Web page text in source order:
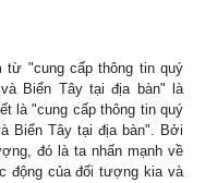
từ "cung cấp thông tin quý
Biển Tây tại địa bàn" là
là "cung cấp thông tin quý
Biển Tây tại địa bàn". Bởi
đó là ta nhấn mạnh về
động của đối tượng kia và